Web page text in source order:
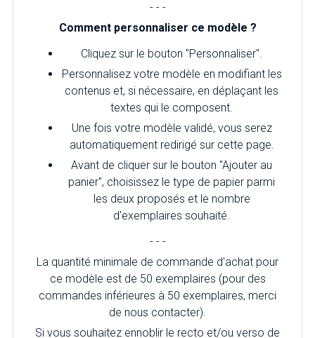
- - -
Comment personnaliser ce modèle ?
Cliquez sur le bouton "Personnaliser".
Personnalisez votre modèle en modifiant les
contenus et, si nécessaire, en déplaçant les
textes qui le composent.
Une fois votre modèle validé, vous serez
automatiquement redirigé sur cette page.
Avant de cliquer sur le bouton "Ajouter au
panier", choisissez le type de papier parmi
les deux proposés et le nombre
d'exemplaires souhaité.
- - -
La quantité minimale de commande d'achat pour
ce modèle est de 50 exemplaires (pour des
commandes inférieures à 50 exemplaires, merci
de nous contacter).
Si vous souhaitez ennoblir le recto et/ou verso de